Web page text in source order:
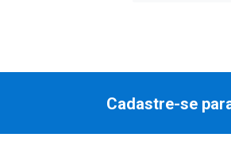
Cadastre-se